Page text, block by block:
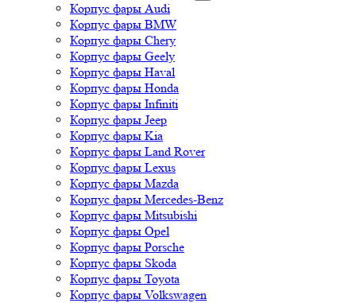
Корпус фары Audi
Корпус фары BMW
Корпус фары Chery
Корпус фары Geely
Корпус фары Haval
Корпус фары Honda
Корпус фары Infiniti
Корпус фары Jeep
Корпус фары Kia
Корпус фары Land Rover
Корпус фары Lexus
Корпус фары Mazda
Корпус фары Mercedes-Benz
Корпус фары Mitsubishi
Корпус фары Opel
Корпус фары Porsche
Корпус фары Skoda
Корпус фары Toyota
Корпус фары Volkswagen